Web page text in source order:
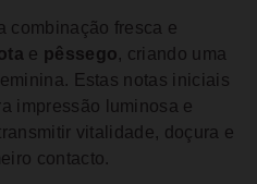
combinação fresca e
e pêssego, criando uma
Estas notas iniciais
impressão luminosa e
vitalidade, doçura e
contacto.